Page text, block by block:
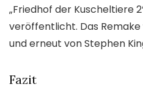
„Friedhof der Kuscheltiere
veröffentlicht. Das
und erneut von Stephen
Fazit